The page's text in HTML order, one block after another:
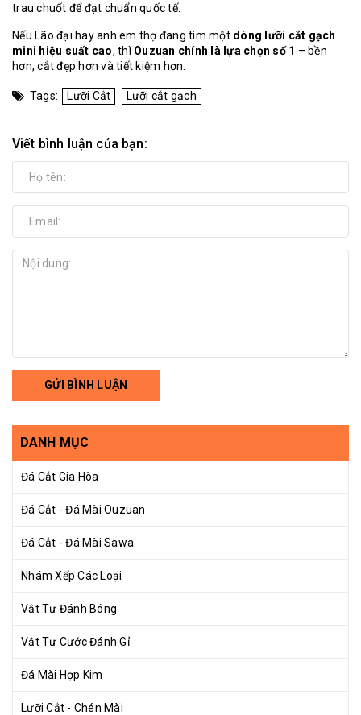
trau chuốt để đạt chuẩn quốc tế.
Nếu Lão đại hay anh em thợ đang tìm một dòng lưỡi cắt gạch
mini hiệu suất cao, thì Ouzuan chính là lựa chọn số 1 – bền
hơn, cắt đẹp hơn và tiết kiệm hơn.
Tags: Lưỡi Cắt Lưỡi cắt gạch
Viết bình luận của bạn:
GỬI BÌNH LUẬN
DANH MỤC
Đá Cắt Gia Hòa
Đá Cắt - Đá Mài Ouzuan
Đá Cắt - Đá Mài Sawa
Nhám Xếp Các Loại
Vật Tư Đánh Bóng
Vật Tư Cước Đánh Gỉ
Đá Mài Hợp Kim
Lưỡi Cắt - Chén Mài